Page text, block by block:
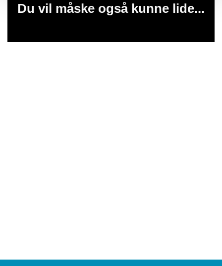
Du vil måske også kunne lide...